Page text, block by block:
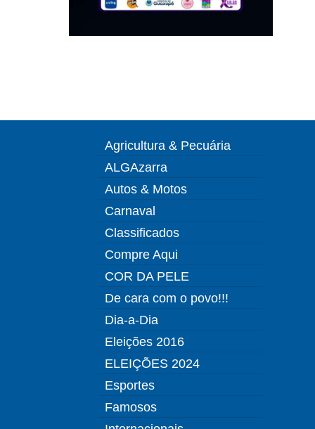
Agricultura & Pecuária
ALGAzarra
Autos & Motos
Carnaval
Classificados
Compre Aqui
COR DA PELE
De cara com o povo!!!
Dia-a-Dia
Eleições 2016
ELEIÇÕES 2024
Esportes
Famosos